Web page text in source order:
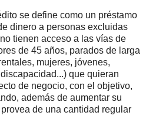
se define como un préstamo
dinero a personas excluidas
tienen acceso a las vías de
de 45 años, parados de larga
mujeres, jóvenes,
que quieran
de negocio, con el objetivo,
además de aumentar su
de una cantidad regular